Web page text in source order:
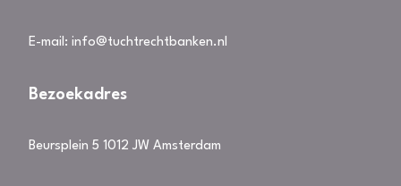
E-mail: info@tuchtrechtbanken.nl
Bezoekadres
Beursplein 5 1012 JW Amsterdam